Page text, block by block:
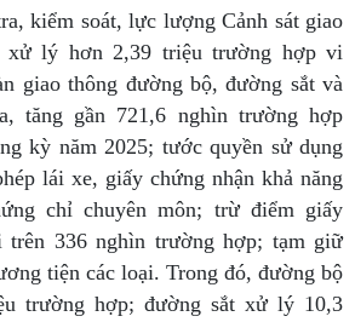
kiểm soát, lực lượng Cảnh sát giao
xử lý hơn 2,39 triệu trường hợp vi
giao thông đường bộ, đường sắt và
tăng gần 721,6 nghìn trường hợp
kỳ năm 2025; tước quyền sử dụng
lái xe, giấy chứng nhận khả năng
chỉ chuyên môn; trừ điểm giấy
336 nghìn trường hợp; tạm giữ
tiện các loại. Trong đó, đường bộ
trường hợp; đường sắt xử lý 10,3